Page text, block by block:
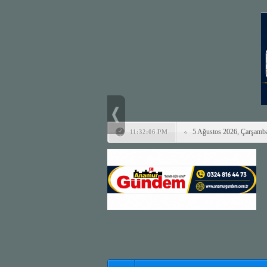
11:32:06 PM 5 Ağustos 2026,